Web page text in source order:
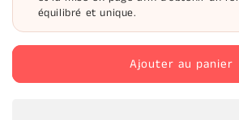
équilibré et unique.
Ajouter au panier